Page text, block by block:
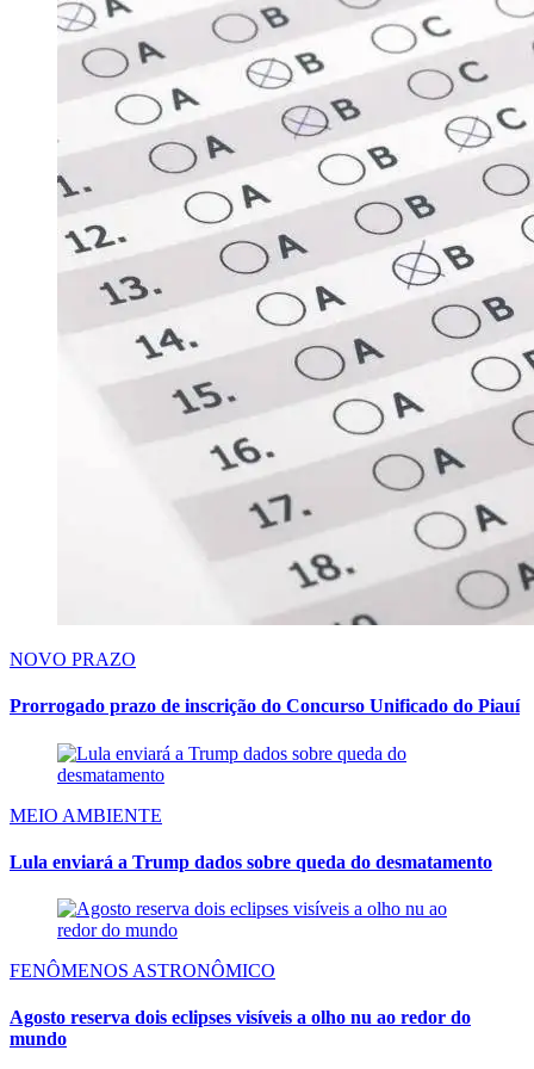
NOVO PRAZO
Prorrogado prazo de inscrição do Concurso Unificado do Piauí
MEIO AMBIENTE
Lula enviará a Trump dados sobre queda do desmatamento
FENÔMENOS ASTRONÔMICO
Agosto reserva dois eclipses visíveis a olho nu ao redor do
mundo